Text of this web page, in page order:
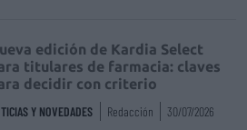
edición de Kardia Select
titulares de farmacia: claves
decidir con criterio
Y NOVEDADES Redacción 30/07/2026